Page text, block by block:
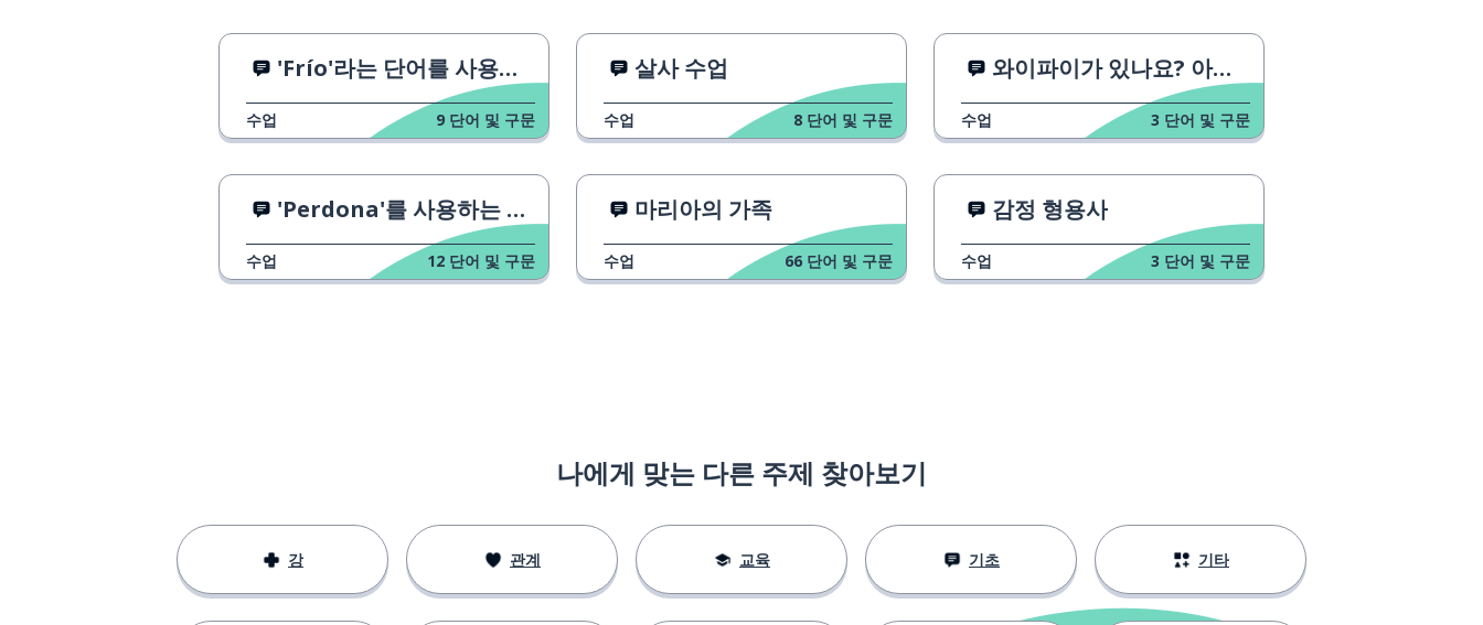
'Frío'라는 단어를 사용하는 방법
수업 9 단어 및 구문
살사 수업
수업 8 단어 및 구문
와이파이가 있나요? 아니요
수업 3 단어 및 구문
'Perdona'를 사용하는 3가지 방법
수업 12 단어 및 구문
마리아의 가족
수업 66 단어 및 구문
감정 형용사
수업 3 단어 및 구문
나에게 맞는 다른 주제 찾아보기
강 관계 교육 기초 기타